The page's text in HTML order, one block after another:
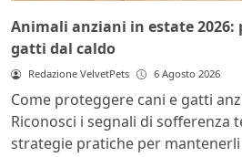
Animali anziani in estate 2026:
gatti dal caldo
Redazione VelvetPets 6 Agosto 2026
Come proteggere cani e gatti
Riconosci i segnali di sofferenza
strategie pratiche per